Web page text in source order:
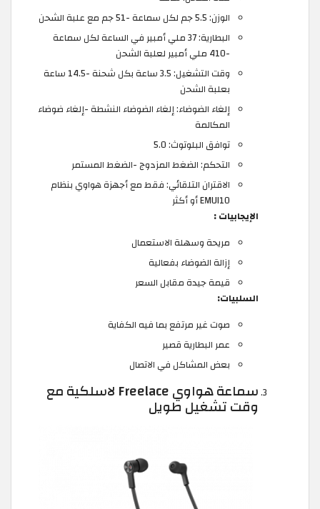
الوزن: 5.5 جم لكل سماعة -51 جم مع علبة الشحن
البطارية: 37 ملي أمبير في الساعة لكل سماعة
-410 ملي أمبير لعلبة الشحن
وقت التشغيل: 3.5 ساعة بكل شحنة -14.5 ساعة
بعلبة الشحن
إلغاء الضوضاء: إلغاء الضوضاء النشطة -إلغاء ضوضاء
المكالمة
توافق البلوتوث: 5.0
التحكم: الضغط المزدوج -الضغط المستمر
الاقتران التلقائي: فقط مع أجهزة هواوي بنظام
EMUI10 أو أكثر
الإيجابيات :
مريحة وسهلة الاستعمال
إزالة الضوضاء بفعالية
قيمة جيدة مقابل السعر
السلبيات:
صوت غير مرتفع بما فيه الكفاية
عمر البطارية قصير
بعض المشاكل في الاتصال
سماعة هواوي Freelace لاسلكية مع
وقت تشغيل طويل